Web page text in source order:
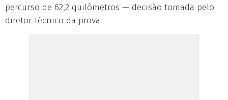
percurso de 62,2 quilômetros — decisão tomada pelo
diretor técnico da prova.